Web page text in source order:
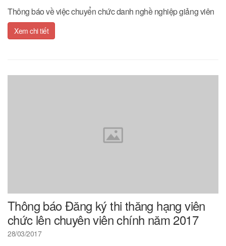
Thông báo về việc chuyển chức danh nghề nghiệp giảng viên
Xem chi tiết
Thông báo Đăng ký thi thăng hạng viên
chức lên chuyên viên chính năm 2017
28/03/2017